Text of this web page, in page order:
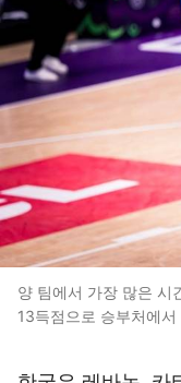
양 팀에서 가장 많은 시
13득점으로 승부처에